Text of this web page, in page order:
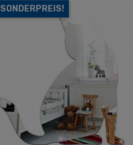
SONDERPREIS!